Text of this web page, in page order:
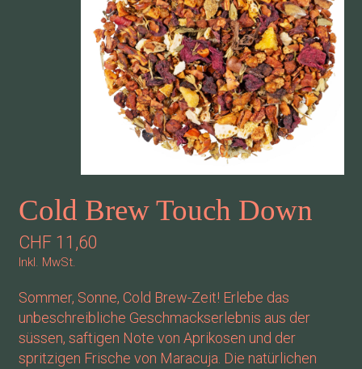
Cold Brew Touch Down
CHF 11,60
Inkl. MwSt.
Sommer, Sonne, Cold Brew-Zeit! Erlebe das
unbeschreibliche Geschmackserlebnis aus der
süssen, saftigen Note von Aprikosen und der
spritzigen Frische von Maracuja. Die natürlichen